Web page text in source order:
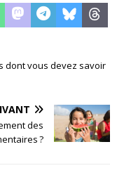
dont vous devez savoir
des
?